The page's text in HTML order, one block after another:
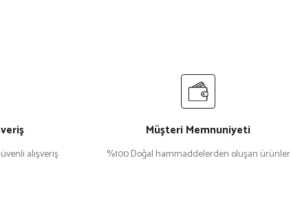
alışveriş
Müşteri Memnuniyeti
%100 Doğal hammaddelerden oluşan ürünler